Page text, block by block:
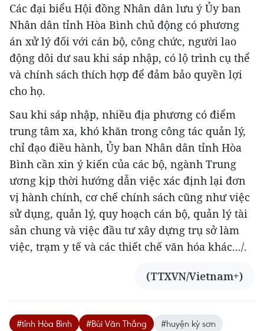
Các đại biểu Hội đồng Nhân dân lưu ý Ủy ban
Nhân dân tỉnh Hòa Bình chủ động có phương
án xử lý đối với cán bộ, công chức, người lao
động dôi dư sau khi sáp nhập, có lộ trình cụ thể
và chính sách thích hợp để đảm bảo quyền lợi
cho họ.
Sau khi sáp nhập, nhiều địa phương có điểm
trung tâm xa, khó khăn trong công tác quản lý,
chỉ đạo điều hành, Ủy ban Nhân dân tỉnh Hòa
Bình cần xin ý kiến của các bộ, ngành Trung
ương kịp thời hướng dẫn việc xác định lại đơn
vị hành chính, cơ chế chính sách cũng như việc
sử dụng, quản lý, quy hoạch cán bộ, quản lý tài
sản chung và việc đầu tư xây dựng trụ sở làm
việc, trạm y tế và các thiết chế văn hóa khác.../.
(TTXVN/Vietnam+)
#tỉnh Hòa Bình #Bùi Văn Thắng
#huyện kỳ sơn